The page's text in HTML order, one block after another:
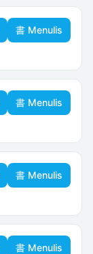
書 Menulis
書 Menulis
書 Menulis
書 Menulis